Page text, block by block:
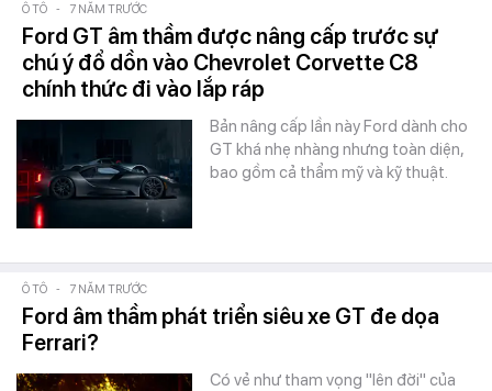
Ô TÔ - 7 NĂM TRƯỚC
Ford GT âm thầm được nâng cấp trước sự
chú ý đổ dồn vào Chevrolet Corvette C8
chính thức đi vào lắp ráp
Bản nâng cấp lần này Ford dành cho
GT khá nhẹ nhàng nhưng toàn diện,
bao gồm cả thẩm mỹ và kỹ thuật.
Ô TÔ - 7 NĂM TRƯỚC
Ford âm thầm phát triển siêu xe GT đe dọa
Ferrari?
Có vẻ như tham vọng "lên đời" của